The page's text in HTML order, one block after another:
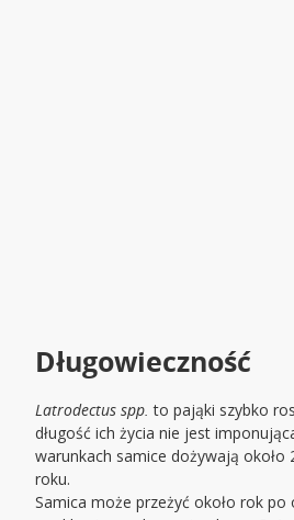
Długowieczność
Latrodectus spp. to pająki szybko
długość ich życia nie jest
warunkach samice dożywają około
roku.
Samica może przeżyć około rok